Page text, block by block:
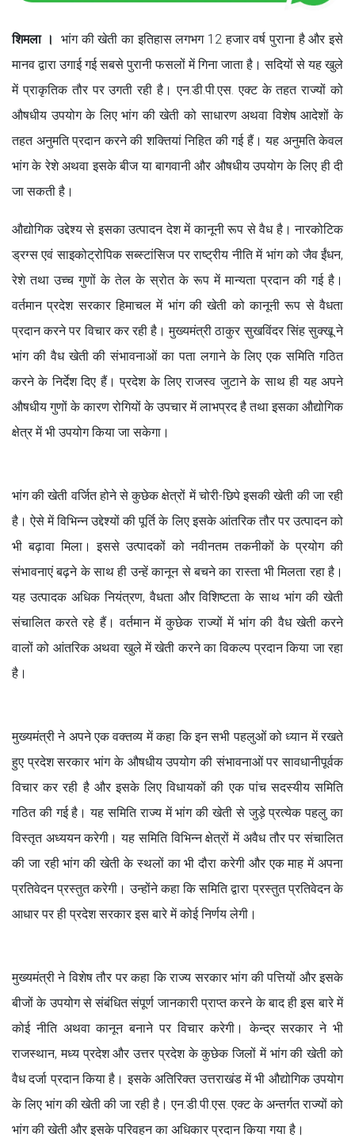
शिमला ।
भांग की खेती का इतिहास लगभग 12 हजार वर्ष पुराना है और इसे
मानव द्वारा उगाई गई सबसे पुरानी फसलों में गिना जाता है। सदियों से यह खुले
में प्राकृतिक तौर पर उगती रही है। एन.डी.पी.एस. एक्ट के तहत राज्यों को
औषधीय उपयोग के लिए भांग की खेती को साधारण अथवा विशेष आदेशों के
तहत अनुमति प्रदान करने की शक्तियां निहित की गई हैं। यह अनुमति केवल
भांग के रेशे अथवा इसके बीज या बागवानी और औषधीय उपयोग के लिए ही दी
जा सकती है।
औद्योगिक उद्देश्य से इसका उत्पादन देश में कानूनी रूप से वैध है। नारकोटिक
ड्रग्स एवं साइकोट्रोपिक सब्स्टांसिज पर राष्ट्रीय नीति में भांग को जैव ईंधन,
रेशे तथा उच्च गुणों के तेल के स्रोत के रूप में मान्यता प्रदान की गई है।
वर्तमान प्रदेश सरकार हिमाचल में भांग की खेती को कानूनी रूप से वैधता
प्रदान करने पर विचार कर रही है। मुख्यमंत्री ठाकुर सुखविंदर सिंह सुक्खू ने
भांग की वैध खेती की संभावनाओं का पता लगाने के लिए एक समिति गठित
करने के निर्देश दिए हैं। प्रदेश के लिए राजस्व जुटाने के साथ ही यह अपने
औषधीय गुणों के कारण रोगियों के उपचार में लाभप्रद है तथा इसका औद्योगिक
क्षेत्र में भी उपयोग किया जा सकेगा।
भांग की खेती वर्जित होने से कुछेक क्षेत्रों में चोरी-छिपे इसकी खेती की जा रही
है। ऐसे में विभिन्न उद्देश्यों की पूर्ति के लिए इसके आंतरिक तौर पर उत्पादन को
भी बढ़ावा मिला। इससे उत्पादकों को नवीनतम तकनीकों के प्रयोग की
संभावनाएं बढ़ने के साथ ही उन्हें कानून से बचने का रास्ता भी मिलता रहा है।
यह उत्पादक अधिक नियंत्रण, वैधता और विशिष्टता के साथ भांग की खेती
संचालित करते रहे हैं। वर्तमान में कुछेक राज्यों में भांग की वैध खेती करने
वालों को आंतरिक अथवा खुले में खेती करने का विकल्प प्रदान किया जा रहा
है।
मुख्यमंत्री ने अपने एक वक्तव्य में कहा कि इन सभी पहलुओं को ध्यान में रखते
हुए प्रदेश सरकार भांग के औषधीय उपयोग की संभावनाओं पर सावधानीपूर्वक
विचार कर रही है और इसके लिए विधायकों की एक पांच सदस्यीय समिति
गठित की गई है। यह समिति राज्य में भांग की खेती से जुड़े प्रत्येक पहलु का
विस्तृत अध्ययन करेगी। यह समिति विभिन्न क्षेत्रों में अवैध तौर पर संचालित
की जा रही भांग की खेती के स्थलों का भी दौरा करेगी और एक माह में अपना
प्रतिवेदन प्रस्तुत करेगी। उन्होंने कहा कि समिति द्वारा प्रस्तुत प्रतिवेदन के
आधार पर ही प्रदेश सरकार इस बारे में कोई निर्णय लेगी।
मुख्यमंत्री ने विशेष तौर पर कहा कि राज्य सरकार भांग की पत्तियों और इसके
बीजों के उपयोग से संबंधित संपूर्ण जानकारी प्राप्त करने के बाद ही इस बारे में
कोई नीति अथवा कानून बनाने पर विचार करेगी। केन्द्र सरकार ने भी
राजस्थान, मध्य प्रदेश और उत्तर प्रदेश के कुछेक जिलों में भांग की खेती को
वैध दर्जा प्रदान किया है। इसके अतिरिक्त उत्तराखंड में भी औद्योगिक उपयोग
के लिए भांग की खेती की जा रही है। एन.डी.पी.एस. एक्ट के अन्तर्गत राज्यों को
भांग की खेती और इसके परिवहन का अधिकार प्रदान किया गया है।